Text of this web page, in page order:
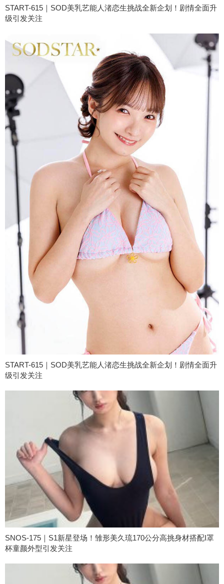
START-615｜SOD美乳艺能人渚恋生挑战全新企划！剧情全面升
级引发关注
START-615｜SOD美乳艺能人渚恋生挑战全新企划！剧情全面升
级引发关注
SNOS-175｜S1新星登场！雏形美久琉170公分高挑身材搭配I罩
杯童颜外型引发关注